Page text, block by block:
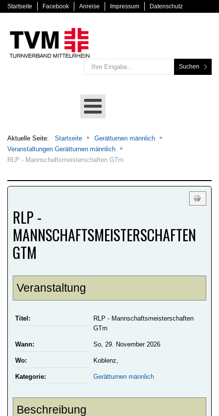
Startseite Facebook Anreise Impressum Datenschutz
Suchen
Aktuelle Seite: Startseite
Gerätturnen männlich
Veranstaltungen Gerätturnen männlich
RLP - Mannschaftsmeisterschaften GTm
RLP -
MANNSCHAFTSMEISTERSCHAFTEN
GTM
Veranstaltung
Titel:
RLP - Mannschaftsmeisterschaften
GTm
Wann: So, 29. November 2026
Wo: Koblenz,
Kategorie: Gerätturnen männlich
Beschreibung